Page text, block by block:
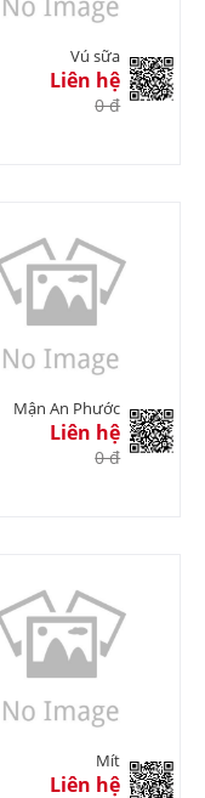
Vú sữa
Liên hệ
0 đ
Mận An Phước
Liên hệ
0 đ
Mít
Liên hệ